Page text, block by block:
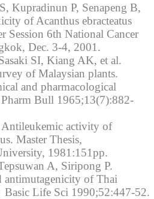
Kupradinun P, Senapeng B,
of Acanthus ebracteatus
Session 6th National Cancer
Dec. 3-4, 2001.
SI, Kiang AK, et al.
of Malaysian plants.
and pharmacological
Pharm Bull 1965;13(7):882-
activity of
Master Thesis,
1981:151pp.
A, Siripong P.
antimutagenicity of Thai
Basic Life Sci 1990;52:447-52.